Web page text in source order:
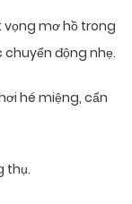
vọng mơ hồ trong
động nhẹ.
hé miệng, cẩn
thụ.